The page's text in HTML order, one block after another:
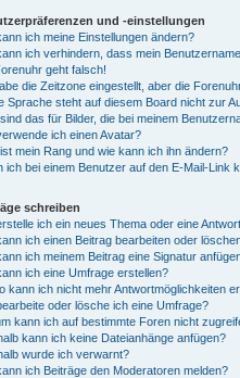
und -einstellungen
ich meine Einstellungen ändern?
ich verhindern, dass mein
geht falsch!
die Zeitzone eingestellt, aber die
Sprache steht auf diesem Board nicht zur
das für Bilder, die bei meinem
ich einen Avatar?
mein Rang und wie kann ich ihn ändern?
ich bei einem Benutzer auf den E-Mail-Link
schreiben
ich ein neues Thema oder eine
ich einen Beitrag bearbeiten oder
ich meinem Beitrag eine Signatur
ich eine Umfrage erstellen?
kann ich nicht mehr Antwortmöglichkeiten
oder lösche ich eine Umfrage?
kann ich auf bestimmte Foren nicht
kann ich keine Dateianhänge anfügen?
wurde ich verwarnt?
ich Beiträge den Moderatoren melden?